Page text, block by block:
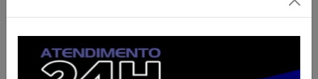
Acesse para mais informações
Publicado em 07/08/2026 às 15:12